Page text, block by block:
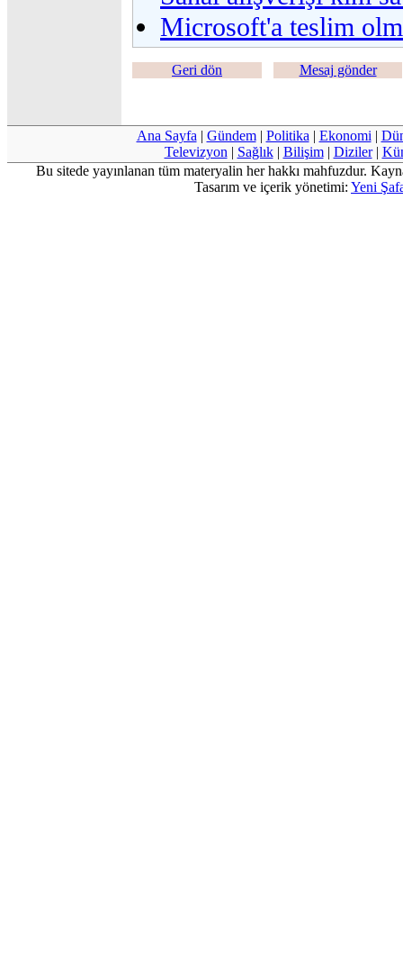
Microsoft'a teslim
Geri dön Mesaj gönder
Ana Sayfa | Gündem| Politika | Ekonomi |
Televizyon | Sağlık| Bilişim| Diziler|
Bu sitede yayınlanan tüm materyalin her hakkı mahfuzdur.
Tasarım ve içerik yönetimi: Yeni